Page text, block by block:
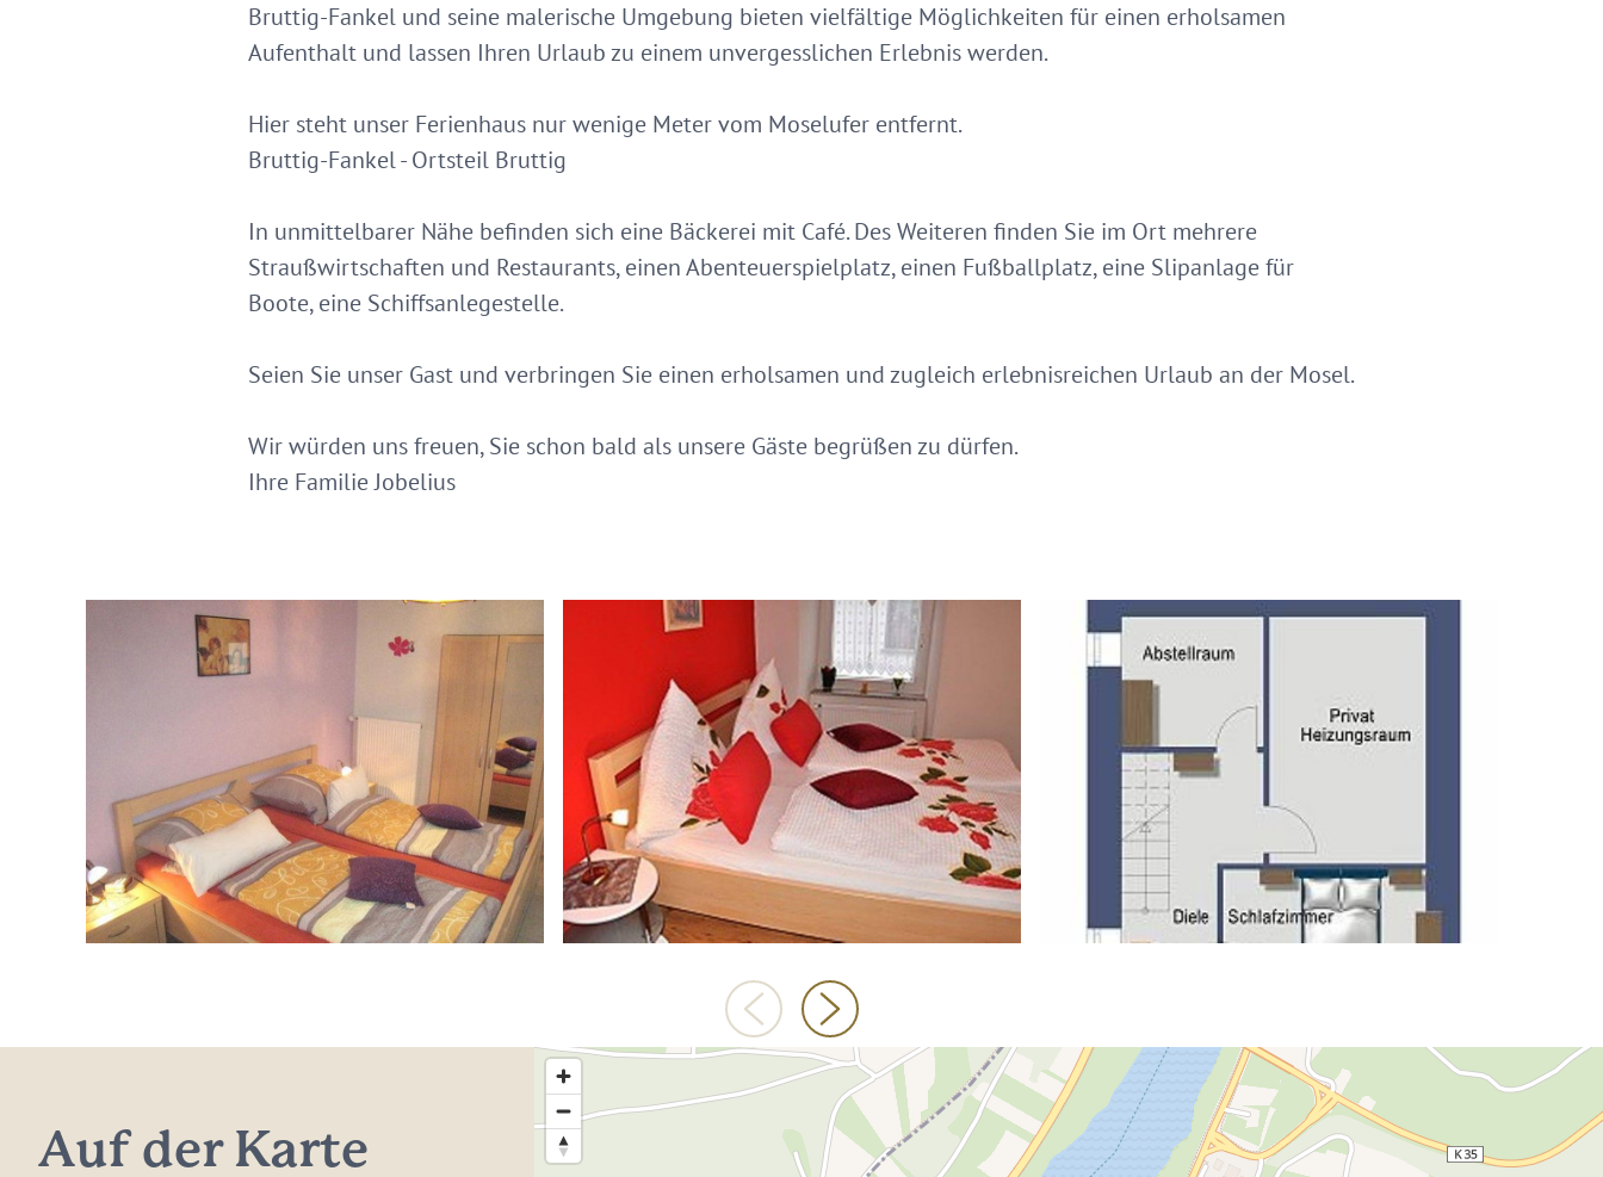
Bruttig-Fankel und seine malerische Umgebung bieten vielfältige Möglichkeiten für einen erholsamen
Aufenthalt und lassen Ihren Urlaub zu einem unvergesslichen Erlebnis werden.
Hier steht unser Ferienhaus nur wenige Meter vom Moselufer entfernt.
Bruttig-Fankel - Ortsteil Bruttig
In unmittelbarer Nähe befinden sich eine Bäckerei mit Café. Des Weiteren finden Sie im Ort mehrere
Straußwirtschaften und Restaurants, einen Abenteuerspielplatz, einen Fußballplatz, eine Slipanlage für
Boote, eine Schiffsanlegestelle.
Seien Sie unser Gast und verbringen Sie einen erholsamen und zugleich erlebnisreichen Urlaub an der Mosel.
Wir würden uns freuen, Sie schon bald als unsere Gäste begrüßen zu dürfen.
Ihre Familie Jobelius
Auf der Karte